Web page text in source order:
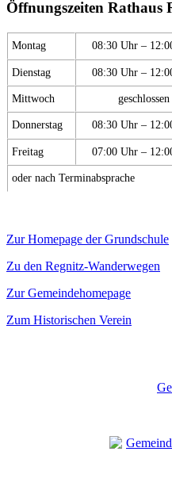
Öffnungszeiten Rathaus
Montag 08:30 Uhr –
Dienstag 08:30 Uhr –
Mittwoch geschlossen
Donnerstag 08:30 Uhr –
Freitag 07:00 Uhr –
oder nach Terminabsprache
Zur Homepage der Grundschule
Zu den Regnitz-Wanderwegen
Zur Gemeindehomepage
Zum Historischen Verein